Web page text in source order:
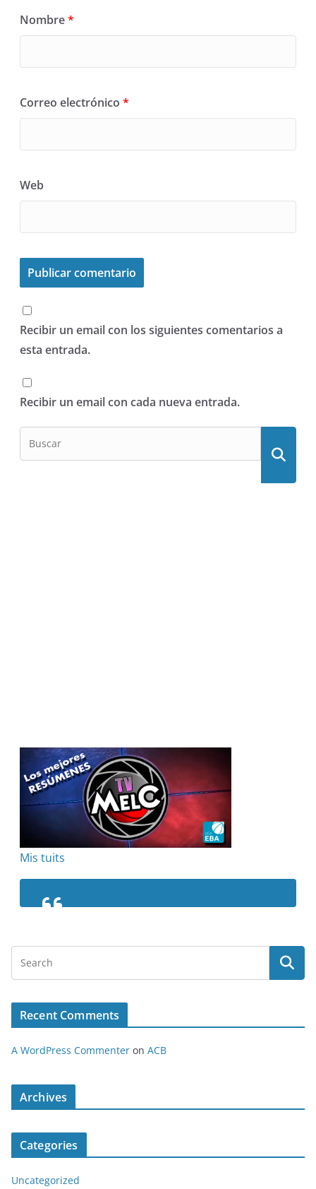
Nombre*
Correo electrónico*
Web
Recibir un email con los siguientes comentarios a
esta entrada.
Recibir un email con cada nueva entrada.
Mis tuits
Recent Comments
A WordPress Commenter on ACB
Archives
Categories
Uncategorized